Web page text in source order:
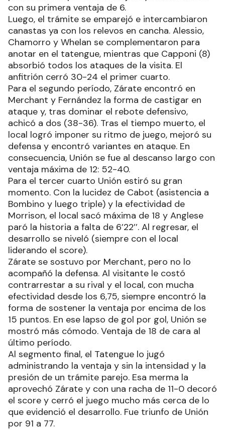
con su primera ventaja de 6.
Luego, el trámite se emparejó e intercambiaron
canastas ya con los relevos en cancha. Alessio,
Chamorro y Whelan se complementaron para
anotar en el tatengue, mientras que Capponi (8)
absorbió todos los ataques de la visita. El
anfitrión cerró 30-24 el primer cuarto.
Para el segundo período, Zárate encontró en
Merchant y Fernández la forma de castigar en
ataque y, tras dominar el rebote defensivo,
achicó a dos (38-36). Tras el tiempo muerto, el
local logró imponer su ritmo de juego, mejoró su
defensa y encontró variantes en ataque. En
consecuencia, Unión se fue al descanso largo con
ventaja máxima de 12: 52-40.
Para el tercer cuarto Unión estiró su gran
momento. Con la lucidez de Cabot (asistencia a
Bombino y luego triple) y la efectividad de
Morrison, el local sacó máxima de 18 y Anglese
paró la historia a falta de 6’22’’. Al regresar, el
desarrollo se niveló (siempre con el local
liderando el score).
Zárate se sostuvo por Merchant, pero no lo
acompañó la defensa. Al visitante le costó
contrarrestar a su rival y el local, con mucha
efectividad desde los 6,75, siempre encontró la
forma de sostener la ventaja por encima de los
15 puntos. En ese lapso de gol por gol, Unión se
mostró más cómodo. Ventaja de 18 de cara al
último período.
Al segmento final, el Tatengue lo jugó
administrando la ventaja y sin la intensidad y la
presión de un trámite parejo. Esa merma la
aprovechó Zárate y con una racha de 11-0 decoró
el score y cerró el juego mucho más cerca de lo
que evidenció el desarrollo. Fue triunfo de Unión
por 91 a 77.